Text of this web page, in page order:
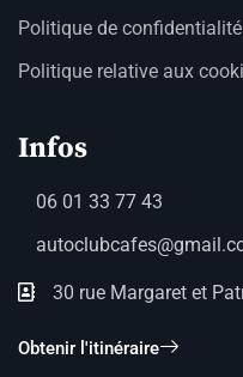
Politique de confidentialité
Politique relative aux
Infos
06 01 33 77 43
30 rue Margaret et
Obtenir l'itinéraire